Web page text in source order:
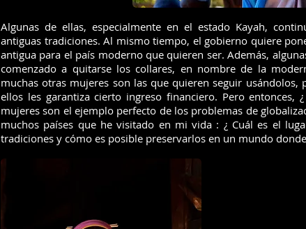
Algunas de ellas, especialmente en el estado Kayah,
antiguas tradiciones. Al mismo tiempo, el gobierno quiere
antigua para el país moderno que quieren ser. Además,
comenzado a quitarse los collares, en nombre de la
muchas otras mujeres son las que quieren seguir
ellos les garantiza cierto ingreso financiero. Pero entonces,
mujeres son el ejemplo perfecto de los problemas de
muchos países que he visitado en mi vida : ¿ Cuál es el
tradiciones y cómo es posible preservarlos en un mundo